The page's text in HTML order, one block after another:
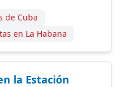
de Cuba
en La Habana
la Estación